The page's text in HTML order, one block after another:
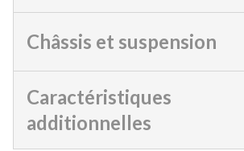
Châssis et suspension
Caractéristiques
additionnelles